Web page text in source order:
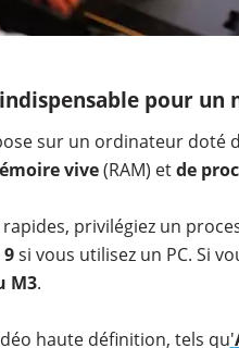
pour
sur un ordinateur doté
vive(RAM) etde
privilégiez un
si vous utilisez un PC. Si
M3.
haute définition, tels qu'